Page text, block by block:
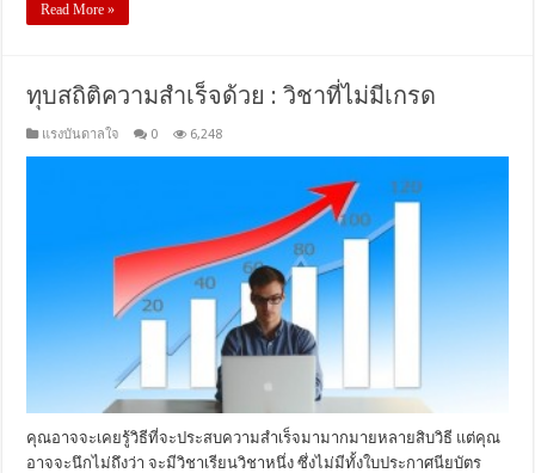
Read More »
ทุบสถิติความสำเร็จด้วย : วิชาที่ไม่มีเกรด
แรงบันดาลใจ 0 6,248
คุณอาจจะเคยรู้วิธีที่จะประสบความสำเร็จมามากมายหลายสิบวิธี แต่คุณ
อาจจะนึกไม่ถึงว่า จะมีวิชาเรียนวิชาหนึ่ง ซึ่งไม่มีทั้งใบประกาศนียบัตร